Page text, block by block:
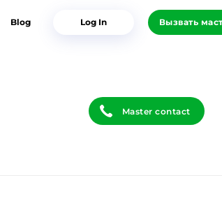
Blog Log In Вызвать
Master contact